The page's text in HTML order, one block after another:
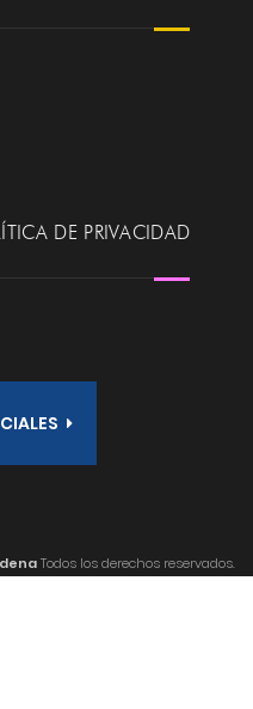
DE PRIVACIDAD
Todos los derechos reservados.